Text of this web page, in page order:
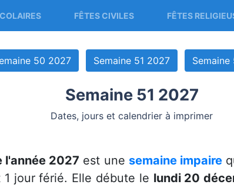
FÊTES CIVILES FÊTES
50 2027 Semaine 51 2027
Semaine 51 2027
Dates, jours et calendrier à imprimer
l'année 2027 est une semaine impaire
jour férié. Elle débute le lundi 20